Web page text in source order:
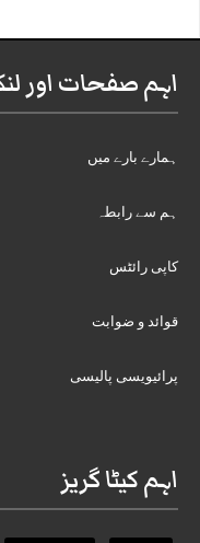
اہم صفحات اور
ہمارے بارے میں
ہم سے رابطہ
کاپی رائٹس
قوائد و ضوابت
پرائیویسی پالیسی
اہم کیٹا گریز